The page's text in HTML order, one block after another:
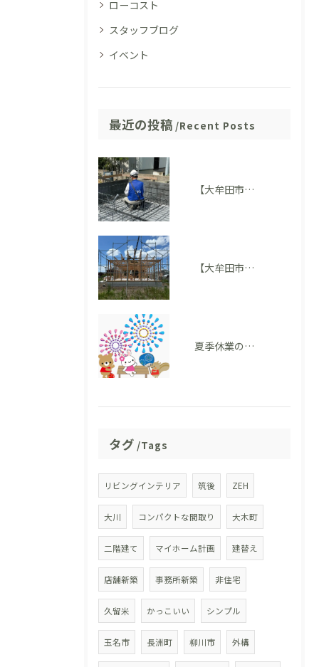
ローコスト
スタッフブログ
イベント
最近の投稿 Recent Posts
【大牟田市M様邸】配筋検査に適合しました。完成後には見えない部分も大切にしています
【大牟田市 T様邸】上棟を迎えました！いよいよ住まいの形が見えてきました
夏季休業のお知らせ
タグ Tags
リビングインテリア 筑後 ZEH
大川 コンパクトな間取り 大木町
二階建て マイホーム計画 建替え
店舗新築 事務所新築 非住宅
久留米 かっこいい シンプル
玉名市 長洲町 柳川市 外構